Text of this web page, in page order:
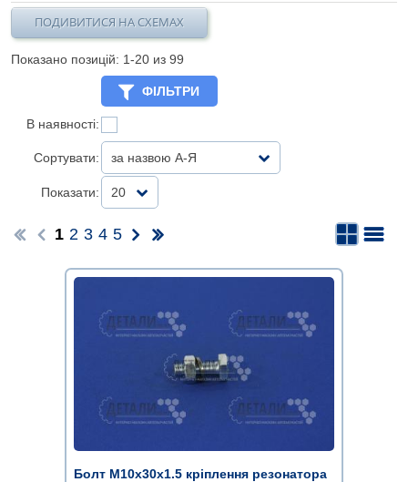
ПОДИВИТИСЯ НА СХЕМАХ
Показано позицій: 1-20 из 99
ФІЛЬТРИ
В наявності:
Сортувати: за назвою А-Я
Показати: 20
1 2 3 4 5
Болт М10х30х1.5 кріплення резонатора